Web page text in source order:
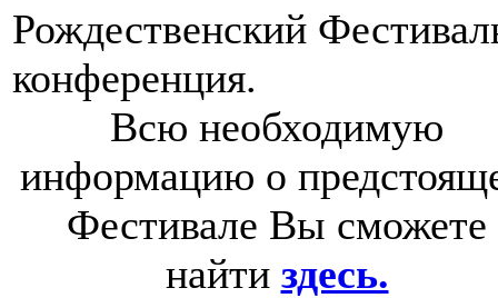
Рождественский
конференция.
Всю необходимую
информацию о
Фестивале Вы сможете
найти здесь.